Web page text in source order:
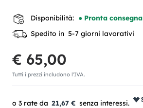
Disponibilità: ● Pronta consegna
Spedito in 5-7 giorni lavorativi
€ 65,00
Tutti i prezzi includono l'IVA.
21,67 €